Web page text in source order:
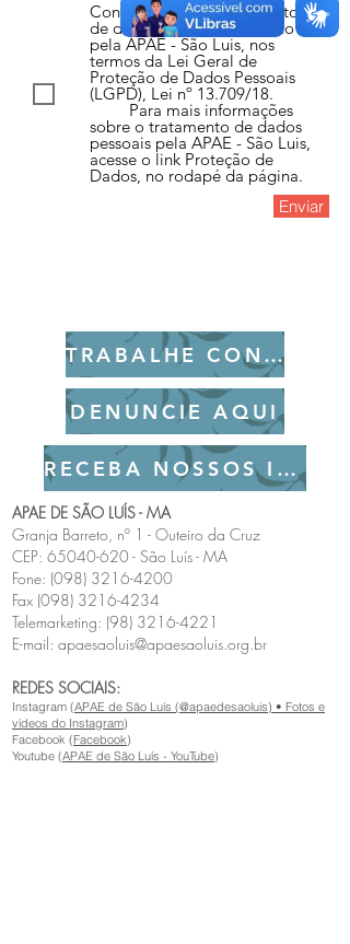
Concordo com o tratamento
de dados pessoais realizado
pela APAE - São Luis, nos
termos da Lei Geral de
Proteção de Dados Pessoais
(LGPD), Lei nº 13.709/18.
Para mais informações
sobre o tratamento de dados
pessoais pela APAE - São Luis,
acesse o link Proteção de
Dados, no rodapé da página.
Enviar
TRABALHE CONOSCO
DENUNCIE AQUI
RECEBA NOSSOS INFORMATIVOS
APAE DE SÃO LUÍS - MA
Granja Barreto, nº 1 - Outeiro da Cruz
CEP: 65040-620- São Luís - MA
Fone: (098) 3216-4200
Fax (098) 3216-4234
Telemarketing: (98) 3216-4221
E-mail: apaesaoluis@apaesaoluis.org.br
REDES SOCIAIS:
Instagram (APAE de São Luís (@apaedesaoluis) • Fotos e
vídeos do Instagram)
Facebook (Facebook)
Youtube (APAE de São Luís - YouTube)